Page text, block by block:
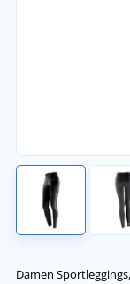
Damen